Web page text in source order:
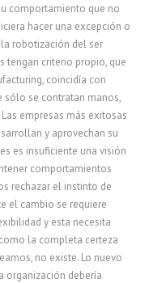
comportamiento que no
hacer una excepción o
robotización del ser
tengan criterio propio, que
coincidía con
sólo se contratan manos,
empresas más exitosas
y aprovechan su
es insuficiente una visión
comportamientos
rechazar el instinto de
el cambio se requiere
y esta necesita
la completa certeza
no existe. Lo nuevo
organización debería